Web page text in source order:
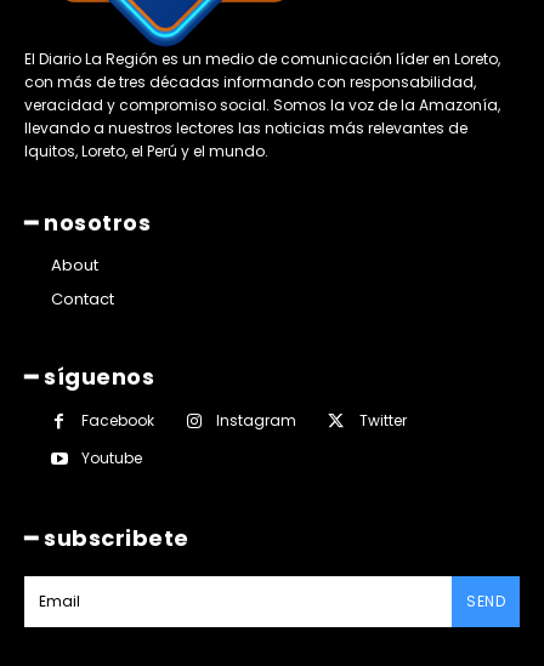
El Diario La Región es un medio de comunicación líder en Loreto,
con más de tres décadas informando con responsabilidad,
veracidad y compromiso social. Somos la voz de la Amazonía,
llevando a nuestros lectores las noticias más relevantes de
Iquitos, Loreto, el Perú y el mundo.
━ nosotros
About
Contact
━ síguenos
Facebook Instagram
Twitter
Youtube
━ subscribete
SEND